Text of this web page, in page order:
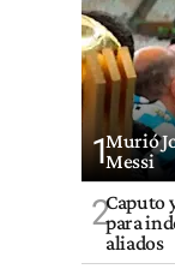
1Murió
Messi
2Caputo
para
aliados